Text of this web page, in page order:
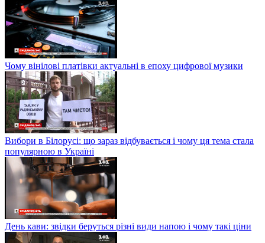
Чому вінілові платівки актуальні в епоху цифрової музики
Вибори в Білорусі: що зараз відбувається і чому ця тема стала
популярною в Україні
День кави: звідки беруться різні види напою і чому такі ціни